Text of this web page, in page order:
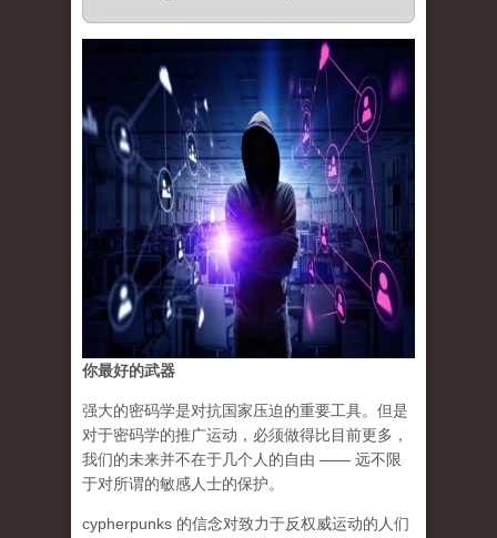
你最好的武器
强大的密码学是对抗国家压迫的重要工具。但是
对于密码学的推广运动，必须做得比目前更多，
我们的未来并不在于几个人的自由 —— 远不限
于对所谓的敏感人士的保护。
cypherpunks 的信念对致力于反权威运动的人们